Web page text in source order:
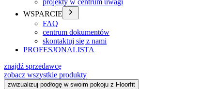
projekty w centrum uwagi
WSPARCIE
FAQ
centrum dokumentów
skontaktuj się z nami
PROFESJONALISTA
znajdź sprzedawcę
zobacz wszystkie produkty
zwizualizuj podłogę w swoim pokoju z Floorfit